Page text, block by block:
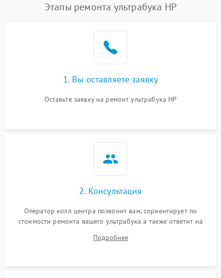
Этапы ремонта ультрабука HP
1. Вы оставляете заявку
Оставьте заявку на ремонт ультрабука HP
2. Консультация
Оператор колл центра позвонит вам, сориентирует по
стоимости ремонта вашего ультрабука а также ответит на
Подробнее